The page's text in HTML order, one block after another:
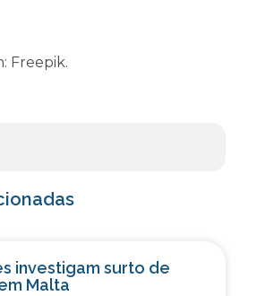
Freepik.
investigam surto de
Malta